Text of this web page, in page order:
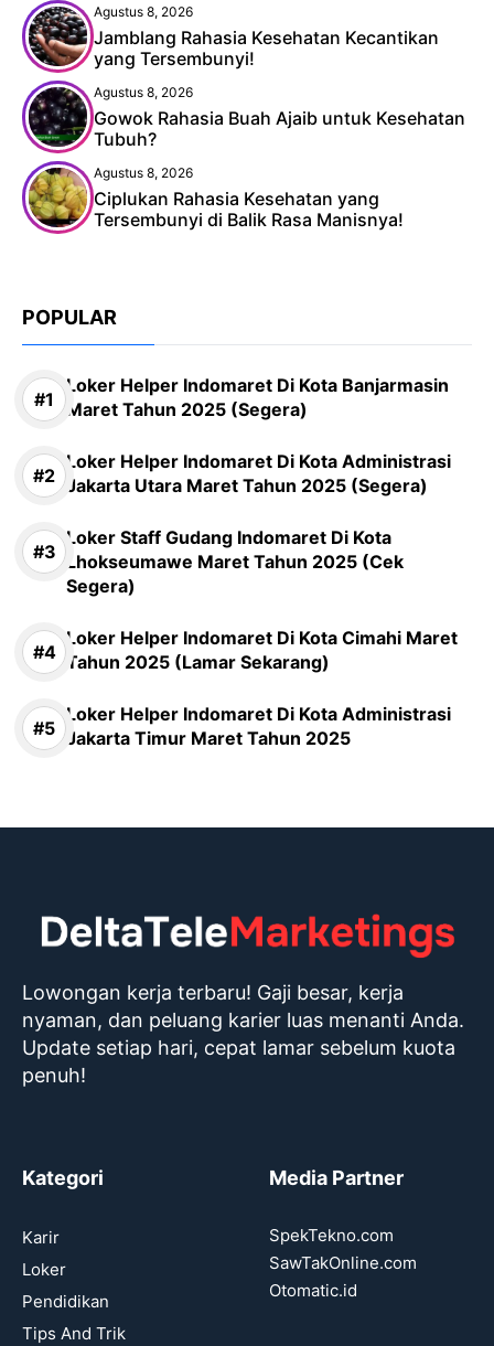
Agustus 8, 2026
Jamblang Rahasia Kesehatan Kecantikan
yang Tersembunyi!
Agustus 8, 2026
Gowok Rahasia Buah Ajaib untuk Kesehatan
Tubuh?
Agustus 8, 2026
Ciplukan Rahasia Kesehatan yang
Tersembunyi di Balik Rasa Manisnya!
POPULAR
Loker Helper Indomaret Di Kota Banjarmasin
Maret Tahun 2025 (Segera)
Loker Helper Indomaret Di Kota Administrasi
Jakarta Utara Maret Tahun 2025 (Segera)
Loker Staff Gudang Indomaret Di Kota
Lhokseumawe Maret Tahun 2025 (Cek
Segera)
Loker Helper Indomaret Di Kota Cimahi Maret
Tahun 2025 (Lamar Sekarang)
Loker Helper Indomaret Di Kota Administrasi
Jakarta Timur Maret Tahun 2025
Lowongan kerja terbaru! Gaji besar, kerja
nyaman, dan peluang karier luas menanti Anda.
Update setiap hari, cepat lamar sebelum kuota
penuh!
Kategori
Karir
Loker
Pendidikan
Tips And Trik
Media Partner
SpekTekno.com
SawTakOnline.com
Otomatic.id